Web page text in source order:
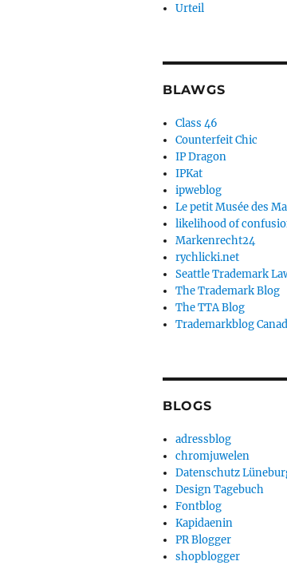
Urteil
BLAWGS
Class 46
Counterfeit Chic
IP Dragon
IPKat
ipweblog
Le petit Musée des
likelihood of
Markenrecht24
rychlicki.net
Seattle Trademark
The Trademark Blog
The TTA Blog
Trademarkblog
BLOGS
adressblog
chromjuwelen
Datenschutz
Design Tagebuch
Fontblog
Kapidaenin
PR Blogger
shopblogger